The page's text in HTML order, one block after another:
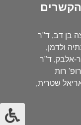
בן דב, ד"ר
ולדמן,
אלבק, ד"ר
רות
שטרית,